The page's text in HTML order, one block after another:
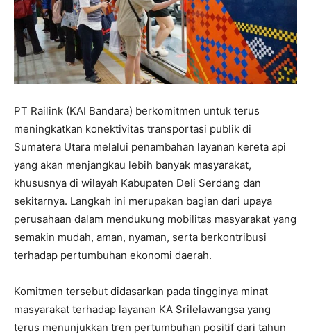
PT Railink (KAI Bandara) berkomitmen untuk terus
meningkatkan konektivitas transportasi publik di
Sumatera Utara melalui penambahan layanan kereta api
yang akan menjangkau lebih banyak masyarakat,
khususnya di wilayah Kabupaten Deli Serdang dan
sekitarnya. Langkah ini merupakan bagian dari upaya
perusahaan dalam mendukung mobilitas masyarakat yang
semakin mudah, aman, nyaman, serta berkontribusi
terhadap pertumbuhan ekonomi daerah.
Komitmen tersebut didasarkan pada tingginya minat
masyarakat terhadap layanan KA Srilelawangsa yang
terus menunjukkan tren pertumbuhan positif dari tahun